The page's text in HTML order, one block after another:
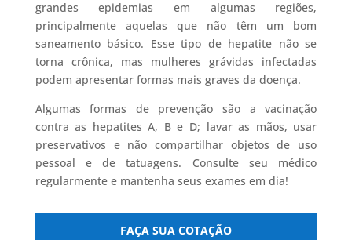
grandes epidemias em algumas regiões,
principalmente aquelas que não têm um bom
saneamento básico. Esse tipo de hepatite não se
torna crônica, mas mulheres grávidas infectadas
podem apresentar formas mais graves da doença.
Algumas formas de prevenção são a vacinação
contra as hepatites A, B e D; lavar as mãos, usar
preservativos e não compartilhar objetos de uso
pessoal e de tatuagens. Consulte seu médico
regularmente e mantenha seus exames em dia!
FAÇA SUA COTAÇÃO